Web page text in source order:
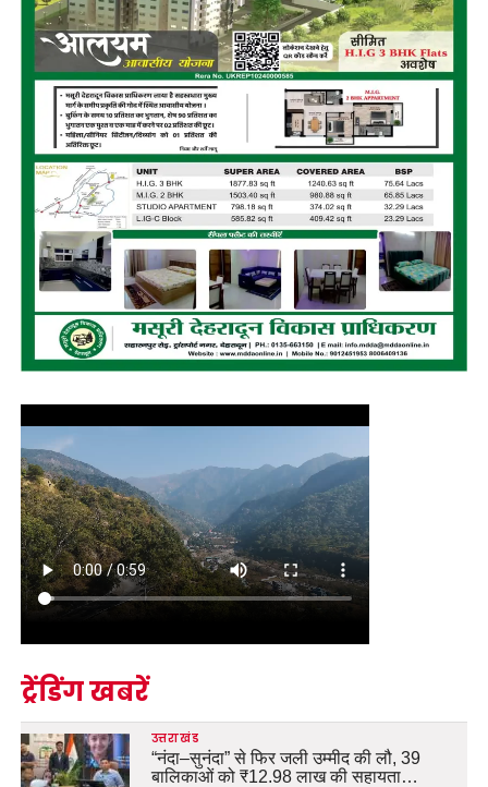
ट्रेंडिंग खबरें
उत्तराखंड
“नंदा–सुनंदा” से फिर जली उम्मीद की लौ, 39
बालिकाओं को ₹12.98 लाख की सहायता…